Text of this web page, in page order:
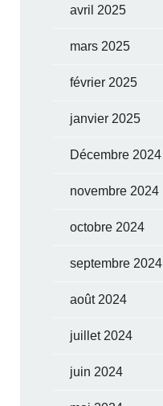
avril 2025
mars 2025
février 2025
janvier 2025
Décembre 2024
novembre 2024
octobre 2024
septembre 2024
août 2024
juillet 2024
juin 2024